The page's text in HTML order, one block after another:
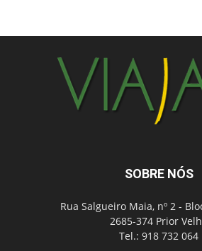
SOBRE NÓS
Rua Salgueiro Maia, nº 2 -
2685-374 Prior
Tel.: 918 732 064